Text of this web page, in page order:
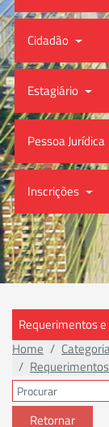
Cidadão
Estagiário
Pessoa Jurídica
Inscrições
Requerimentos
Home
Requerimentos
Retornar